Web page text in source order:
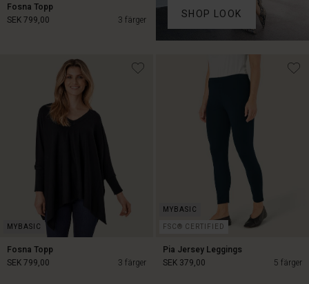
Fosna Topp
3 färger
SEK 799,00 SHOP LOOK
Fosna Topp
3 färger
SEK 799,00
FSC® CERTIFIED
Pia Jersey Leggings
5 färger
SEK 379,00